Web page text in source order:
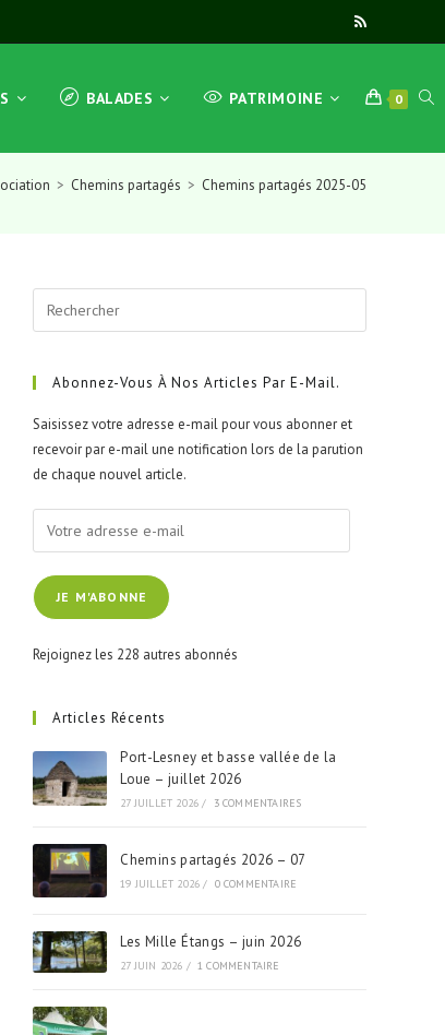
BALADES PATRIMOINE 0
> Chemins partagés > Chemins partagés 2025-05
Escape
Abonnez-Vous À Nos Articles Par E-Mail.
Saisissez votre adresse e-mail pour vous abonner et
recevoir par e-mail une notification lors de la parution
de chaque nouvel article.
Votre
adresse
e-
mailJE M'ABONNE
Rejoignez les 228 autres abonnés
Articles Récents
Port-Lesney et basse vallée de la
Loue – juillet 2026
27 JUILLET 2026 / 3 COMMENTAIRES
Chemins partagés 2026 – 07
19 JUILLET 2026 / 0 COMMENTAIRE
Les Mille Étangs – juin 2026
27 JUIN 2026 / 1 COMMENTAIRE